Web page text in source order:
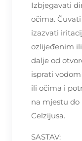
Izbjegavati
očima.
izazvati
ozlijeđenim
dalje od
isprati
ili očima i
na mjestu do
Celzijusa.
SASTAV: